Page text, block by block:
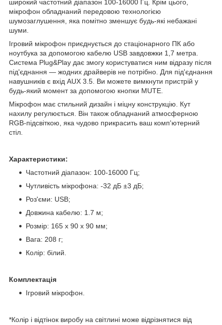
широкий частотний діапазон 100-16000 Гц. Крім цього,
мікрофон обладнаний передовою технологією
шумозаглушення, яка помітно зменшує будь-які небажані
шуми.
Ігровий мікрофон приєднується до стаціонарного ПК або
ноутбука за допомогою кабелю USB завдовжки 1,7 метра.
Система Plug&Play дає змогу користуватися ним відразу після
під'єднання — жодних драйверів не потрібно. Для під'єднання
навушників є вхід AUX 3.5. Ви можете вимкнути пристрій у
будь-який момент за допомогою кнопки MUTE.
Мікрофон має стильний дизайн і міцну конструкцію. Кут
нахилу регулюється. Він також обладнаний атмосферною
RGB-підсвіткою, яка чудово прикрасить ваш комп'ютерний
стіл.
Характеристики:
Частотний діапазон: 100-16000 Гц;
Чутливість мікрофона: -32 дБ ±3 дБ;
Роз'єми: USB;
Довжина кабелю: 1.7 м;
Розмір: 165 x 90 x 90 мм;
Вага: 208 г;
Колір: білий.
Комплектація
Ігровий мікрофон.
*Колір і відтінок виробу на світлині може відрізнятися від